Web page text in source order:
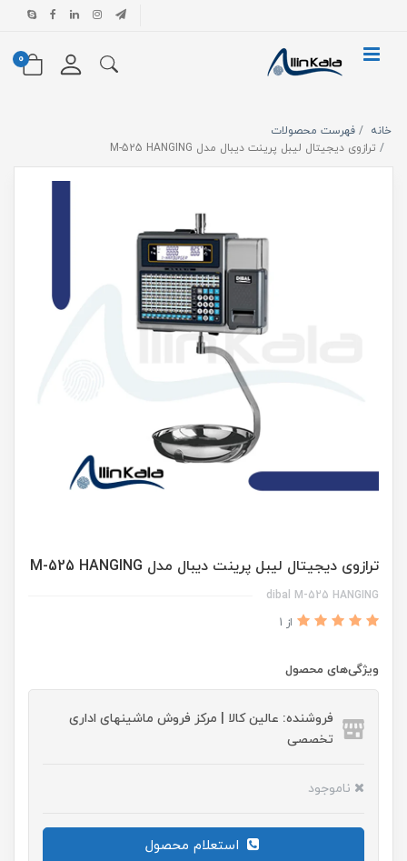
0
خانه
فهرست محصولات
ترازوی دیجیتال لیبل پرینت دیبال مدل M-525 HANGING
ترازوی دیجیتال لیبل پرینت دیبال مدل M-525 HANGING
dibal M-525 HANGING
از 1
ویژگی‌های محصول
فروشنده: عالین کالا | مرکز فروش ماشینهای اداری
تخصصی
ناموجود